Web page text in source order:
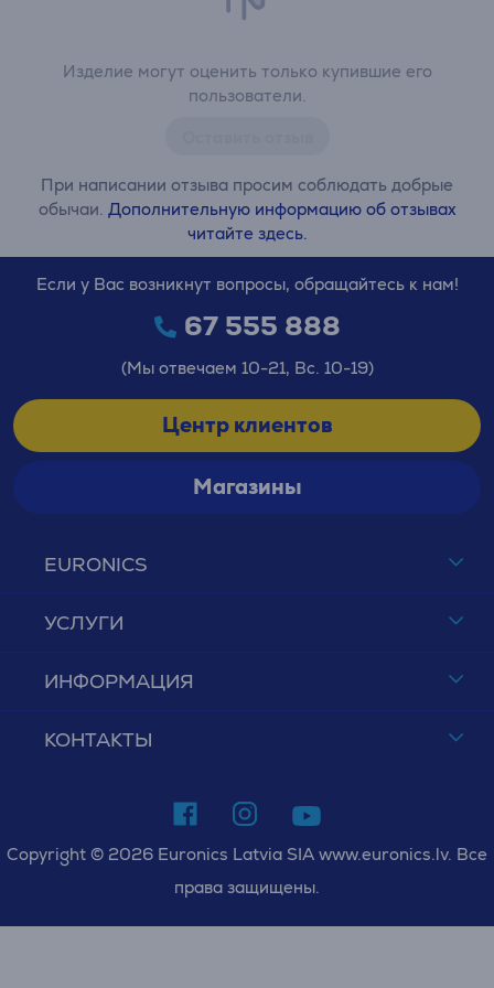
Изделие могут оценить только купившие его
пользователи.
При написании отзыва просим соблюдать добрые
обычаи. Дополнительную информацию об отзывах
читайте здесь.
EURONICS
УСЛУГИ
ИНФОРМАЦИЯ
КОНТАКТЫ
Если у Вас возникнут вопросы, обращайтесь к нам!
67 555 888
(Мы отвечаем 10-21, Вс. 10-19)
Центр клиентов
Магазины
Copyright © 2026 Euronics Latvia SIA www.euronics.lv. Все
права защищены.